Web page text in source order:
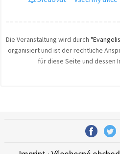
Die Veranstaltung wird durch
organisiert und ist der rechtliche
für diese Seite und dessen